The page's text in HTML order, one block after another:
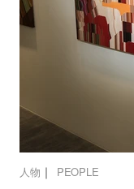
人物 ｜ PEOPLE